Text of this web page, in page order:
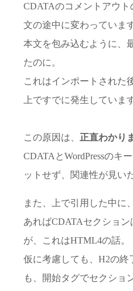
CDATAのコメントアウ
文の途中に変わっています
本文を包み込むように、
たのに。
これはインポートされた
上ですでに発生していま
この原因は、 正直わかり
CDATAとWordPressのキ
ットせず、関連性が見い
また、上で引用した中
あればCDATAセクショ
が、これはHTML4の話。
仮に考慮しても、H2の終
も、開始タグでセクショ